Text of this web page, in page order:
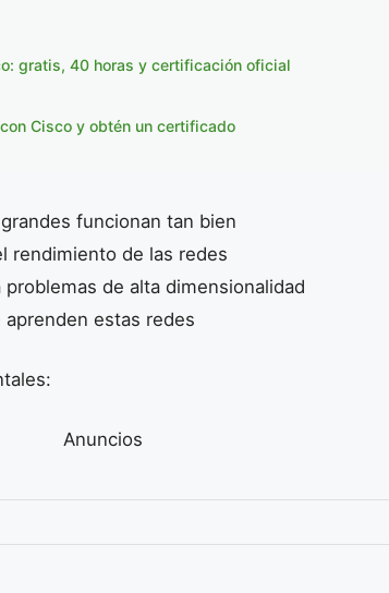
gratis, 40 horas y certificación oficial
Cisco y obtén un certificado
funcionan tan bien
rendimiento de las redes
de alta dimensionalidad
estas redes
Anuncios